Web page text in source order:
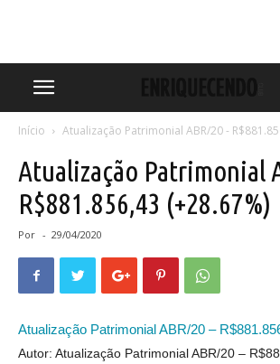
Início Atualização Patrimonial ABR/20 -
Atualização Patrimonial
R$881.856,43 (+28.67%)
Por - 29/04/2020
Atualização Patrimonial ABR/20 –
Autor: Atualização Patrimonial ABR/20 –